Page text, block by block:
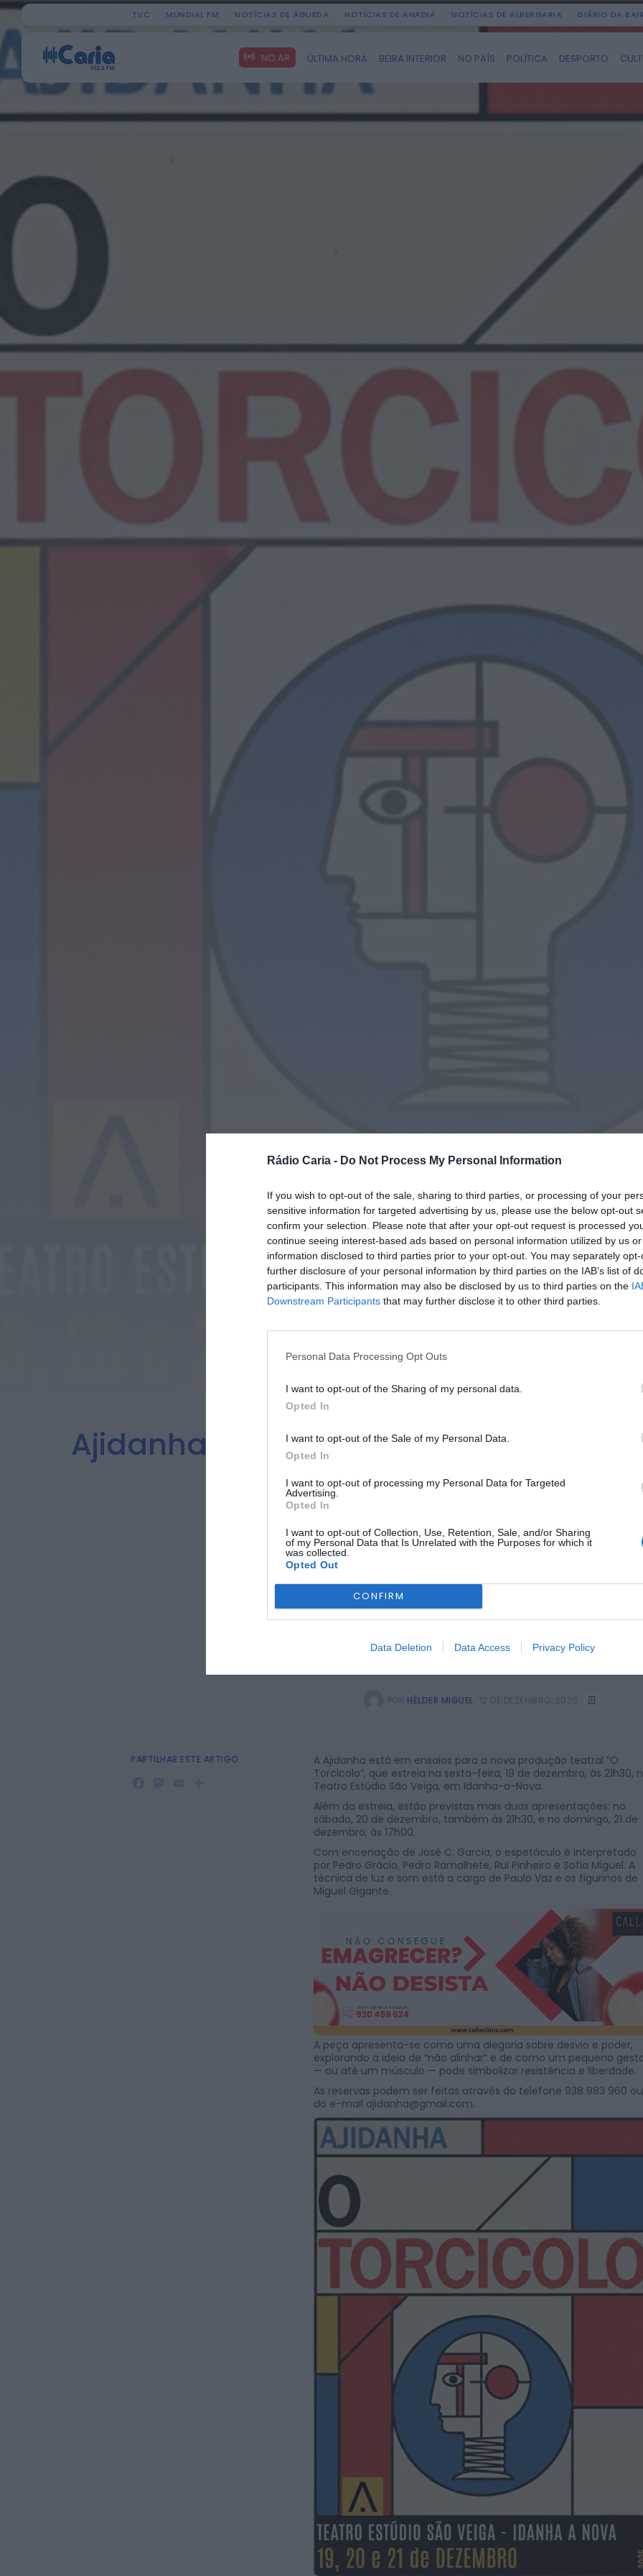
Rádio Caria - Do Not Process My Personal Information
If you wish to opt-out of the sale, sharing to third parties, or processing of your
sensitive information for targeted advertising by us, please use the below opt-out
confirm your selection. Please note that after your opt-out request is processed
continue seeing interest-based ads based on personal information utilized by us
information disclosed to third parties prior to your opt-out. You may separately
further disclosure of your personal information by third parties on the IAB’s list of
participants. This information may also be disclosed by us to third parties on the
Downstream Participants that may further disclose it to other third parties.
Personal Data Processing Opt Outs
I want to opt-out of the Sharing of my personal data.
Opted In
I want to opt-out of the Sale of my Personal Data.
Opted In
I want to opt-out of processing my Personal Data for Targeted
Advertising.
Opted In
I want to opt-out of Collection, Use, Retention, Sale, and/or Sharing
of my Personal Data that Is Unrelated with the Purposes for which it
was collected.
Opted Out
CONFIRM
Data Deletion Data Access Privacy Policy
TVC MUNDIAL FM NOTÍCIAS DE ÁGUEDA NOTÍCIAS DE ANADIA NOTÍCIAS DE ALBERGARIA DIÁRIO DA
NO AR ÚLTIMA HORA BEIRA INTERIOR NO PAÍS POLÍTICA DESPORTO
Search
for:
Ajidanha estreia “O Torcicolo” com
em Idanha-a-Nova
POR HÉLDER MIGUEL 12 DE DEZEMBRO, 2025
A Ajidanha está em ensaios para a nova produção teatral “O
Torcicolo”, que estreia na sexta-feira, 19 de dezembro, às 21h30,
Teatro Estúdio São Veiga, em Idanha-a-Nova.
Além da estreia, estão previstas mais duas apresentações: no
sábado, 20 de dezembro, também às 21h30, e no domingo, 21 de
dezembro, às 17h00.
Com encenação de José C. Garcia, o espetáculo é interpretado
por Pedro Grácio, Pedro Ramalhete, Rui Pinheiro e Sofia Miguel. A
técnica de luz e som está a cargo de Paulo Vaz e os figurinos de
Miguel Gigante.
A peça apresenta-se como uma alegoria sobre desvio e poder,
explorando a ideia de “não alinhar” e de como um pequeno
— ou até um músculo — pode simbolizar resistência e liberdade.
As reservas podem ser feitas através do telefone 938 983 960 ou
do e-mail ajidanha@gmail.com.
PARTILHAR ESTE ARTIGO